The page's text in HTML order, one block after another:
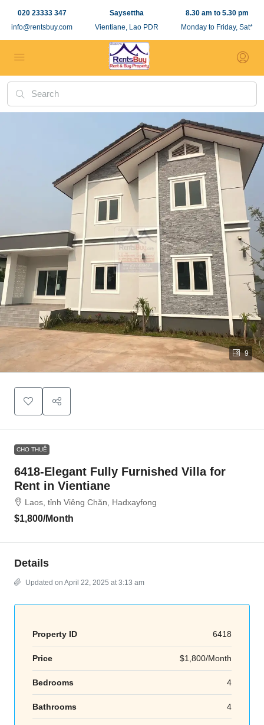
020 23333 347
info@rentsbuy.com
Saysettha
Vientiane, Lao PDR
8.30 am to 5.30 pm
Monday to Friday, Sat*
9
CHO THUÊ
6418-Elegant Fully Furnished Villa for
Rent in Vientiane
Laos, tỉnh Viêng Chăn, Hadxayfong
$1,800/Month
Details
Updated on April 22, 2025 at 3:13 am
Property ID 6418
Price $1,800/Month
Bedrooms 4
Bathrooms 4